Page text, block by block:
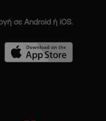
σε Android ή iOS.